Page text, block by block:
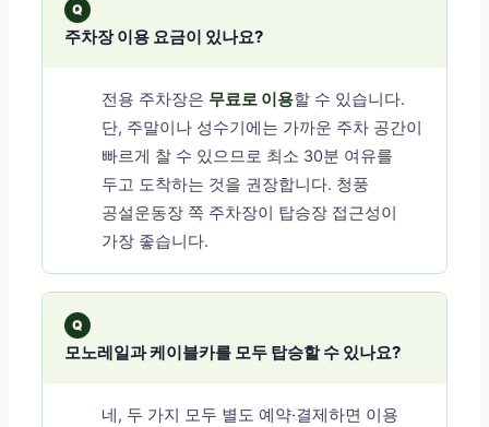
Q
주차장 이용 요금이 있나요?
전용 주차장은 무료로 이용할 수 있습니다.
단, 주말이나 성수기에는 가까운 주차 공간이
빠르게 찰 수 있으므로 최소 30분 여유를
두고 도착하는 것을 권장합니다. 청풍
공설운동장 쪽 주차장이 탑승장 접근성이
가장 좋습니다.
Q
모노레일과 케이블카를 모두 탑승할 수 있나요?
네, 두 가지 모두 별도 예약·결제하면 이용